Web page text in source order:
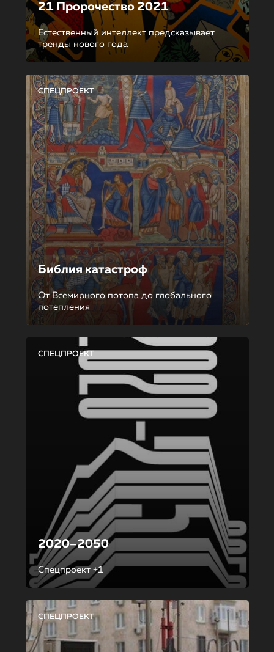
21 Пророчество 2021
Естественный интеллект предсказывает
тренды нового года
СПЕЦПРОЕКТ
Библия катастроф
От Всемирного потопа до глобального
потепления
СПЕЦПРОЕКТ
2020–2050
Спецпроект +1
СПЕЦПРОЕКТ